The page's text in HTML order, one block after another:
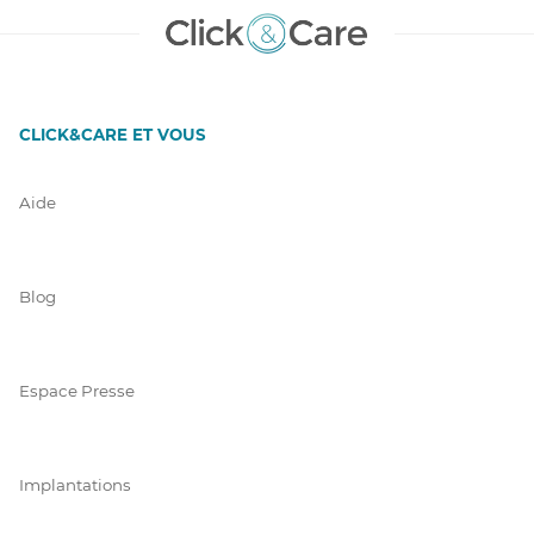
CLICK&CARE ET VOUS
Aide
Blog
Espace Presse
Implantations